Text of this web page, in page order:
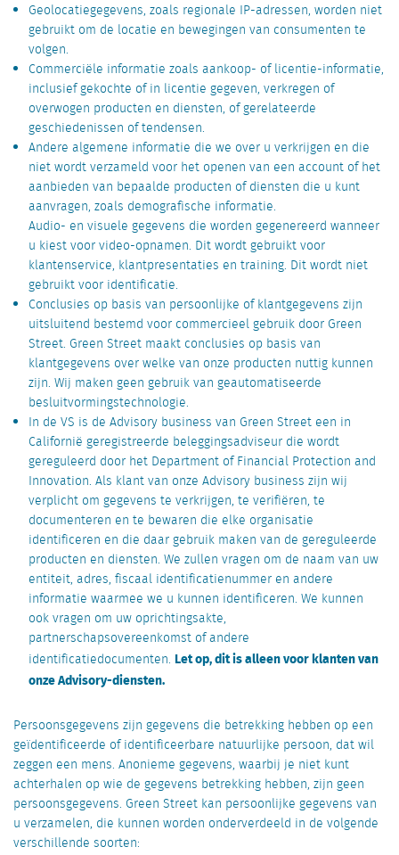
Geolocatiegegevens, zoals regionale IP-adressen, worden niet
gebruikt om de locatie en bewegingen van consumenten te
volgen.
Commerciële informatie zoals aankoop- of licentie-informatie,
inclusief gekochte of in licentie gegeven, verkregen of
overwogen producten en diensten, of gerelateerde
geschiedenissen of tendensen.
Andere algemene informatie die we over u verkrijgen en die
niet wordt verzameld voor het openen van een account of het
aanbieden van bepaalde producten of diensten die u kunt
aanvragen, zoals demografische informatie.
Audio- en visuele gegevens die worden gegenereerd wanneer
u kiest voor video-opnamen. Dit wordt gebruikt voor
klantenservice, klantpresentaties en training. Dit wordt niet
gebruikt voor identificatie.
Conclusies op basis van persoonlijke of klantgegevens zijn
uitsluitend bestemd voor commercieel gebruik door Green
Street. Green Street maakt conclusies op basis van
klantgegevens over welke van onze producten nuttig kunnen
zijn. Wij maken geen gebruik van geautomatiseerde
besluitvormingstechnologie.
In de VS is de Advisory business van Green Street een in
Californië geregistreerde beleggingsadviseur die wordt
gereguleerd door het Department of Financial Protection and
Innovation. Als klant van onze Advisory business zijn wij
verplicht om gegevens te verkrijgen, te verifiëren, te
documenteren en te bewaren die elke organisatie
identificeren en die daar gebruik maken van de gereguleerde
producten en diensten. We zullen vragen om de naam van uw
entiteit, adres, fiscaal identificatienummer en andere
informatie waarmee we u kunnen identificeren. We kunnen
ook vragen om uw oprichtingsakte,
partnerschapsovereenkomst of andere
identificatiedocumenten. Let op, dit is alleen voor klanten van
onze Advisory-diensten.
Persoonsgegevens zijn gegevens die betrekking hebben op een
geïdentificeerde of identificeerbare natuurlijke persoon, dat wil
zeggen een mens. Anonieme gegevens, waarbij je niet kunt
achterhalen op wie de gegevens betrekking hebben, zijn geen
persoonsgegevens. Green Street kan persoonlijke gegevens van
u verzamelen, die kunnen worden onderverdeeld in de volgende
verschillende soorten: